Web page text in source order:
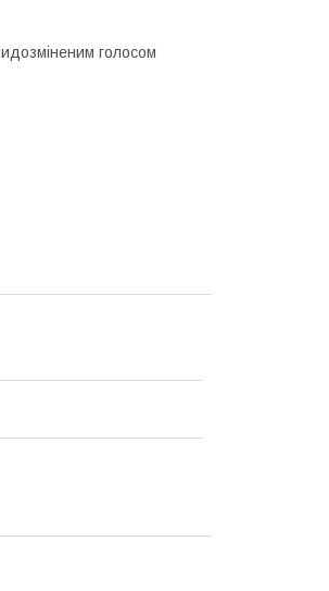
голосом